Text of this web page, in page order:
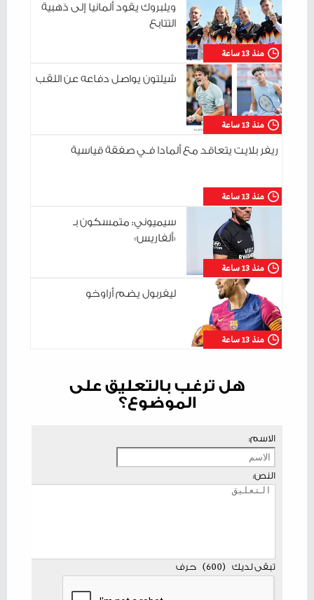
منذ 13 ساعة
ويلبروك يقود ألمانيا إلى ذهبية
التتابع
منذ 13 ساعة
شيلتون يواصل دفاعه عن اللقب
منذ 13 ساعة
ريفر بلايت يتعاقد مع ألمادا فـي صفقة قياسية
منذ 13 ساعة
سيميوني: متمسكون بـ
«ألفاريس»
منذ 13 ساعة
ليفربول يضم أراوخو
هل ترغب بالتعليق على
الموضوع؟
الاسم:
النص:
تبقى لديك (
600
) حرف